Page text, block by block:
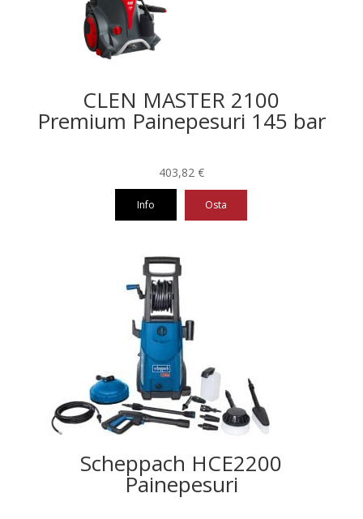
CLEN MASTER 2100
Premium Painepesuri 145 bar
403,82 €
Info Osta
Scheppach HCE2200
Painepesuri